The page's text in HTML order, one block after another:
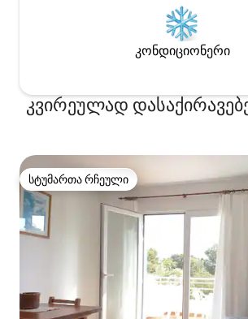
საპარკინგე ადგილი ბინასთან
დაკავშირებულ შენობაში.
კონდიციონერი
კვირეულად
სტუმართა რჩეული
სტუმართა რჩეული